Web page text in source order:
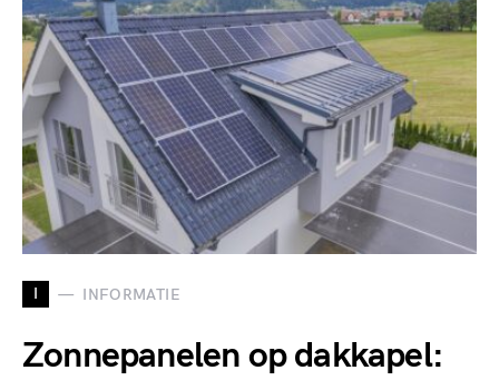
I INFORMATIE
Zonnepanelen op dakkapel: